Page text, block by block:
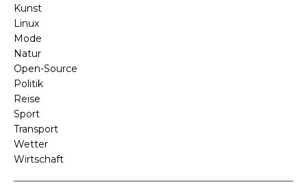
Kunst
Linux
Mode
Natur
Open-Source
Politik
Reise
Sport
Transport
Wetter
Wirtschaft